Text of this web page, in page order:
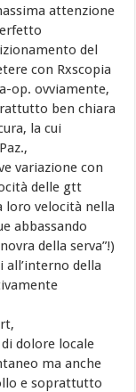
attenzione
del
con Rxscopia
op. ovviamente,
ben chiara
la cui
variazione con
delle gtt
loro velocità nella
abbassando
della serva”!)
della
dolore locale
ma anche
e soprattutto